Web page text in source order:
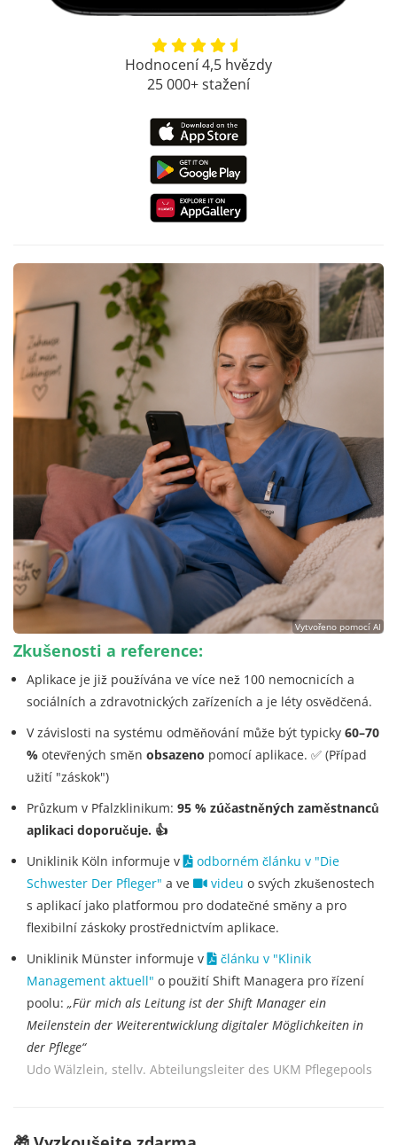
Hodnocení 4,5 hvězdy
25 000+ stažení
Vytvořeno pomocí AI
Zkušenosti a reference:
Aplikace je již používána ve více než 100 nemocnicích a
sociálních a zdravotnických zařízeních a je léty osvědčená.
V závislosti na systému odměňování může být typicky 60–70
% otevřených směn obsazeno pomocí aplikace. ✅ (Případ
užití "záskok")
Průzkum v Pfalzklinikum: 95 % zúčastněných zaměstnanců
aplikaci doporučuje. 👍
Uniklinik Köln informuje v
odborném článku v "Die
Schwester Der Pfleger" a ve videu o svých zkušenostech
s aplikací jako platformou pro dodatečné směny a pro
flexibilní záskoky prostřednictvím aplikace.
Uniklinik Münster informuje v
článku v "Klinik
Management aktuell" o použití Shift Managera pro řízení
poolu: „Für mich als Leitung ist der Shift Manager ein
Meilenstein der Weiterentwicklung digitaler Möglichkeiten in
der Pflege“
Udo Wälzlein, stellv. Abteilungsleiter des UKM Pflegepools